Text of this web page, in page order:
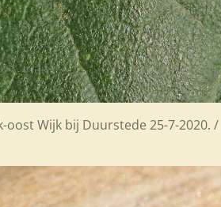
oost Wijk bij Duurstede 25-7-2020. /